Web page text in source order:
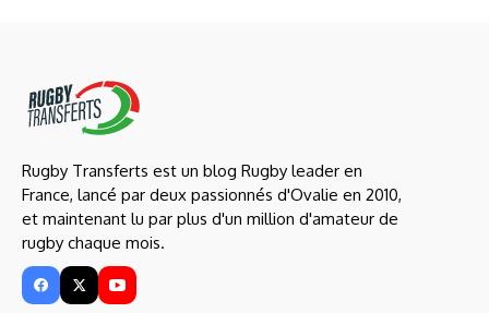
Rugby Transferts est un blog Rugby leader en
France, lancé par deux passionnés d'Ovalie en 2010,
et maintenant lu par plus d'un million d'amateur de
rugby chaque mois.